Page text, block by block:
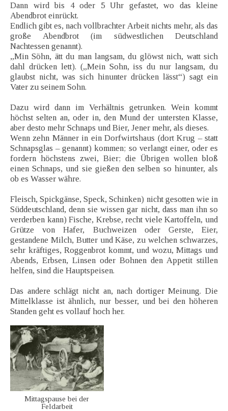
Dann wird bis 4 oder 5 Uhr gefastet, wo das kleine
Abendbrot einrückt.
Endlich gibt es, nach vollbrachter Arbeit nichts mehr, als das
große Abendbrot (im südwestlichen Deutschland
Nachtessen genannt).
„Min Söhn, ätt du man langsam, du glöwst nich, watt sich
dahl drücken lett). („Mein Sohn, iss du nur langsam, du
glaubst nicht, was sich hinunter drücken lässt“) sagt ein
Vater zu seinem Sohn.
Dazu wird dann im Verhältnis getrunken. Wein kommt
höchst selten an, oder in, den Mund der untersten Klasse,
aber desto mehr Schnaps und Bier, Jener mehr, als dieses.
Wenn zehn Männer in ein Dorfwirtshaus (dort Krug – statt
Schnapsglas – genannt) kommen; so verlangt einer, oder es
fordern höchstens zwei, Bier; die Übrigen wollen bloß
einen Schnaps, und sie gießen den selben so hinunter, als
ob es Wasser währe.
Fleisch, Spickgänse, Speck, Schinken) nicht gesotten wie in
Süddeutschland, denn sie wissen gar nicht, dass man ihn so
verderben kann) Fische, Krebse, recht viele Kartoffeln, und
Grütze von Hafer, Buchweizen oder Gerste, Eier,
gestandene Milch, Butter und Käse, zu welchen schwarzes,
sehr kräftiges, Roggenbrot kommt, und wozu, Mittags und
Abends, Erbsen, Linsen oder Bohnen den Appetit stillen
helfen, sind die Hauptspeisen.
Das andere schlägt nicht an, nach dortiger Meinung. Die
Mittelklasse ist ähnlich, nur besser, und bei den höheren
Standen geht es vollauf hoch her.
Mittagspause bei der
Feldarbeit